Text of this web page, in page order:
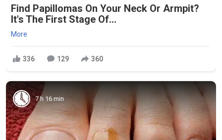
Find Papillomas On Your Neck Or Armpit?
It's The First Stage Of...
More
336 129 360
7 h 16 min